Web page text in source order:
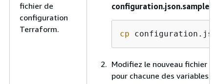
fichier de
configuration
Terraform.
configuration.json.sample
cp
Modifiez le nouveau fichier
pour chacune des variables